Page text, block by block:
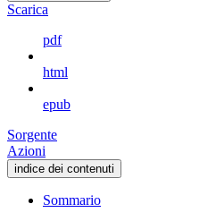
Scarica
pdf
html
epub
Sorgente
Azioni
indice dei contenuti
Sommario